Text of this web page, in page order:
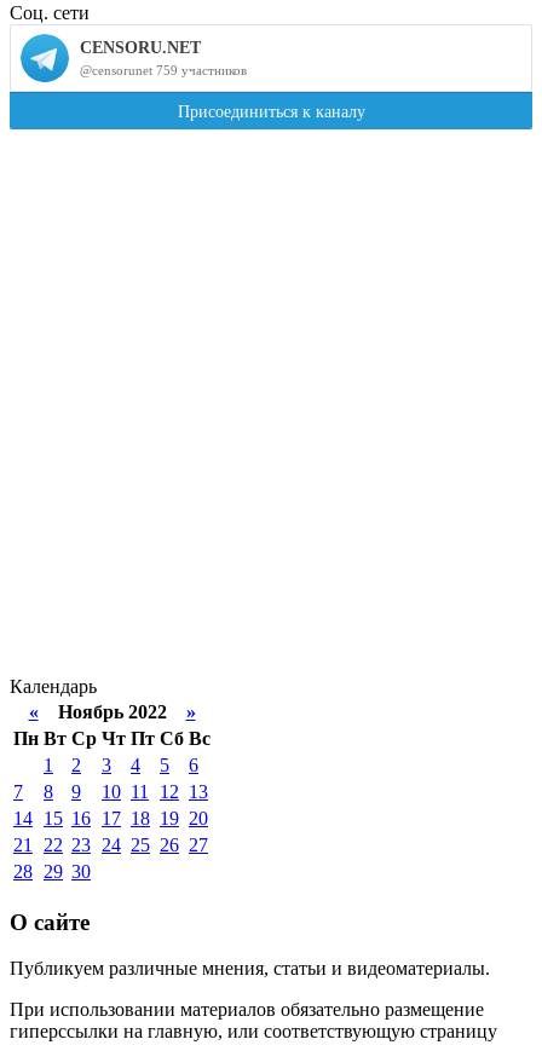
Соц. сети
Календарь
«Ноябрь 2022 »
Пн Вт Ср Чт Пт Сб Вс
1
2 3 4 5
6
7
8 9 10 11 12 13
14 15 16 17 18 19 20
21
22 23 24 25 26 27
28 29 30
О сайте
Публикуем различные мнения, статьи и видеоматериалы.
При использовании материалов обязательно размещение
гиперссылки на главную, или соответствующую страницу